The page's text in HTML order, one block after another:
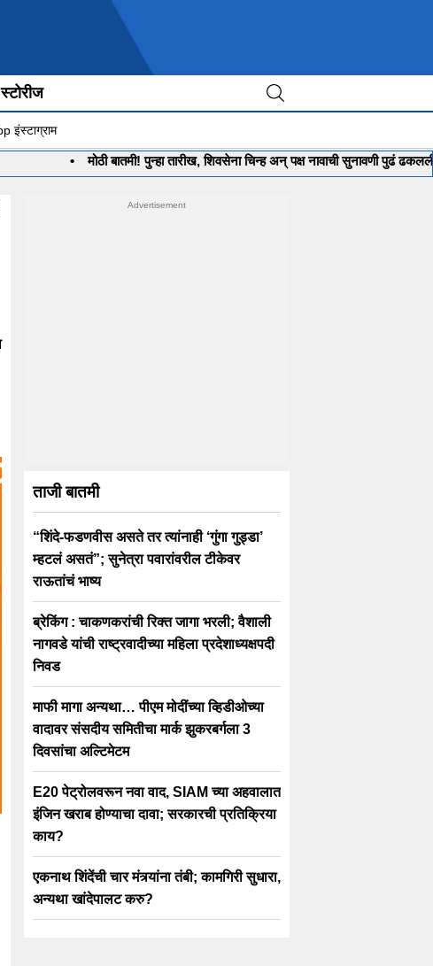
इंस्टाग्राम
मोठी बातमी! पुन्हा तारीख, शिवसेना चिन्ह अन् पक्ष नावाची सुनावणी पुढं ढकलली •
ताजी बातमी
“शिंदे-फडणवीस असते तर त्यांनाही ‘गुंगा गुड्डा’
म्हटलं असतं”; सुनेत्रा पवारांवरील टीकेवर
राऊतांचं भाष्य
ब्रेकिंग : चाकणकरांची रिक्त जागा भरली; वैशाली
नागवडे यांची राष्ट्रवादीच्या महिला प्रदेशाध्यक्षपदी
निवड
माफी मागा अन्यथा… पीएम मोदींच्या व्हिडीओच्या
वादावर संसदीय समितीचा मार्क झुकरबर्गला 3
दिवसांचा अल्टिमेटम
E20 पेट्रोलवरून नवा वाद, SIAM च्या अहवालात
इंजिन खराब होण्याचा दावा; सरकारची प्रतिक्रिया
काय?
एकनाथ शिंदेंची चार मंत्र्यांना तंबी; कामगिरी सुधारा,
अन्यथा खांदेपालट करु?